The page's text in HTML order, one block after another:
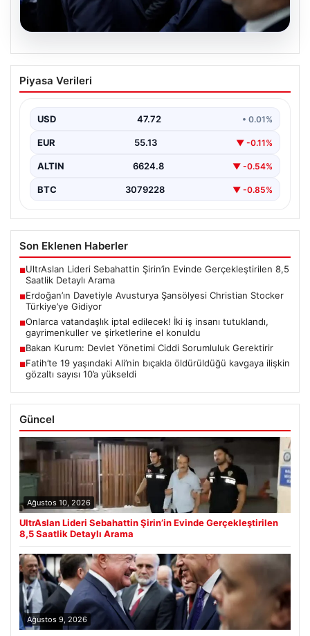
09.08.2026
Erdoğan’ın Davetiyle Avusturya
Şansölyesi Christian Stocker
Türkiye ile Avusturya arasındaki diplomatik ilişkiler,
çabalarıyla yeni bir…
Piyasa Verileri
USD 47.72 • 0.01%
EUR 55.13 ▼ -0.11%
ALTIN 6624.8 ▼ -0.54%
BTC 3079228 ▼ -0.85%
Son Eklenen Haberler
■UltrAslan Lideri Sebahattin Şirin’in Evinde Gerçekleştirilen 8,5
Saatlik Detaylı Arama
■Erdoğan’ın Davetiyle Avusturya Şansölyesi Christian Stocker
Türkiye’ye Gidiyor
■Onlarca vatandaşlık iptal edilecek! İki iş insanı tutuklandı,
gayrimenkuller ve şirketlerine el konuldu
■Bakan Kurum: Devlet Yönetimi Ciddi Sorumluluk Gerektirir
■Fatih’te 19 yaşındaki Ali’nin bıçakla öldürüldüğü kavgaya ilişkin
gözaltı sayısı 10’a yükseldi
Güncel
Ağustos 10, 2026
UltrAslan Lideri Sebahattin Şirin’in Evinde Gerçekleştirilen
8,5 Saatlik Detaylı Arama
Ağustos 9, 2026